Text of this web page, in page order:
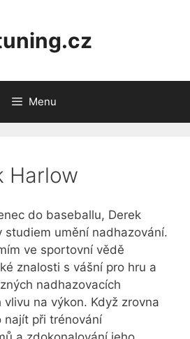
Menu
Harlow
do baseballu, Derek
studiem umění nadhazování.
ve sportovní vědě
znalosti s vášní pro hru a
nadhazovacích
na výkon. Když zrovna
najít při trénování